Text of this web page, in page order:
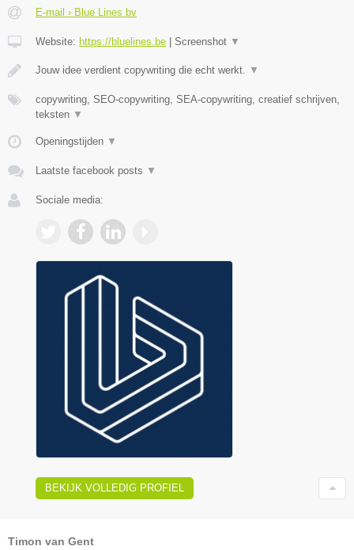
E-mail › Blue Lines bv
Website: https://bluelines.be | Screenshot ▼
Jouw idee verdient copywriting die echt werkt. ▼
copywriting, SEO-copywriting, SEA-copywriting, creatief schrijven,
teksten ▼
Openingstijden ▼
Laatste facebook posts ▼
Sociale media:
BEKIJK VOLLEDIG PROFIEL
Timon van Gent